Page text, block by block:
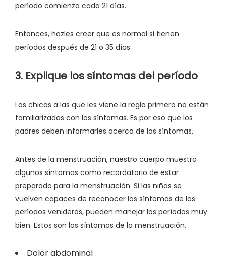
período comienza cada 21 días.
Entonces, hazles creer que es normal si tienen
períodos después de 21 o 35 días.
3. Explique los síntomas del período
Las chicas a las que les viene la regla primero no están
familiarizadas con los síntomas. Es por eso que los
padres deben informarles acerca de los síntomas.
Antes de la menstruación, nuestro cuerpo muestra
algunos síntomas como recordatorio de estar
preparado para la menstruación. Si las niñas se
vuelven capaces de reconocer los síntomas de los
períodos venideros, pueden manejar los períodos muy
bien. Estos son los síntomas de la menstruación.
Dolor abdominal